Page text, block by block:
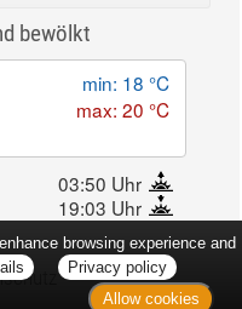
bewölkt
min: 18 °C
max: 20 °C
03:50 Uhr
19:03 Uhr
browsing experience and
Privacy policy
Allow cookies